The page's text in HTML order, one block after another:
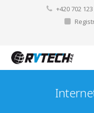
+420 702